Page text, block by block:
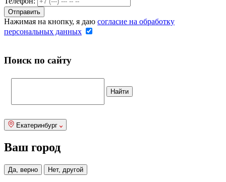
Нажимая на кнопку, я даю согласие на обработку
персональных данных
Поиск по сайту
Екатеринбург
Ваш город
Да, верно Нет, другой